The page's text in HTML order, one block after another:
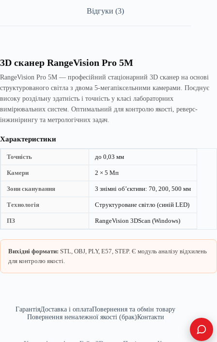
Відгуки (3)
3D сканер RangeVision Pro 5M
RangeVision Pro 5M — професійний стаціонарний 3D сканер на основі
структурованого світла з двома 5-мегапіксельними камерами. Поєднує
високу роздільну здатність і точність у класі лабораторних
вимірювальних систем. Оптимальний для контролю якості, реверс-
інжинірингу та метрологічних задач.
Характеристики
Точність до 0,03 мм
Камери 2 × 5 Мп
Зони сканування 3 знімні обʼєктиви: 70, 200, 500 мм
Технологія Структуроване світло (синій LED)
ПЗ RangeVision 3DScan (Windows)
Вихідні формати: STL, OBJ, PLY, E57, STEP. Є модуль аналізу відхилень
для контролю якості.
ГарантіяДоставка і оплатаПовернення та обмін товару
Повернення неналежної якості (брак)Контакти